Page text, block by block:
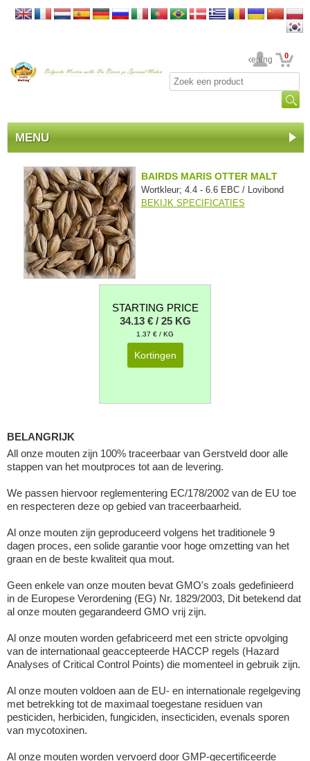
Uw rekening 0
MENU
BAIRDS MARIS OTTER MALT
Wortkleur; 4.4 - 6.6 EBC / Lovibond
BEKIJK SPECIFICATIES
STARTING PRICE
34.13 € / 25 KG
1.37 € / KG
Kortingen
BELANGRIJK
All onze mouten zijn 100% traceerbaar van Gerstveld door alle
stappen van het moutproces tot aan de levering.
We passen hiervoor reglementering EC/178/2002 van de EU toe
en respecteren deze op gebied van traceerbaarheid.
Al onze mouten zijn geproduceerd volgens het traditionele 9
dagen proces, een solide garantie voor hoge omzetting van het
graan en de beste kwaliteit qua mout.
Geen enkele van onze mouten bevat GMO's zoals gedefinieerd
in de Europese Verordening (EG) Nr. 1829/2003, Dit betekend dat
al onze mouten gegarandeerd GMO vrij zijn.
Al onze mouten worden gefabriceerd met een stricte opvolging
van de internationaal geaccepteerde HACCP regels (Hazard
Analyses of Critical Control Points) die momenteel in gebruik zijn.
Al onze mouten voldoen aan de EU- en internationale regelgeving
met betrekking tot de maximaal toegestane residuen van
pesticiden, herbiciden, fungiciden, insecticiden, evenals sporen
van mycotoxinen.
Al onze mouten worden vervoerd door GMP-gecertificeerde